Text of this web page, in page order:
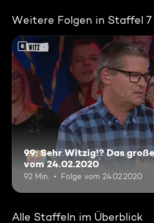
Weitere Folgen in Staffel 7
6
99: Sehr Witzig!? Das
vom 24.02.2020
92 Min. Folge vom 24.02.2020
Alle Staffeln im Überblick